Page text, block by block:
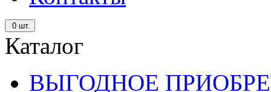
0 шт.
Каталог
ВЫГОДНОЕ